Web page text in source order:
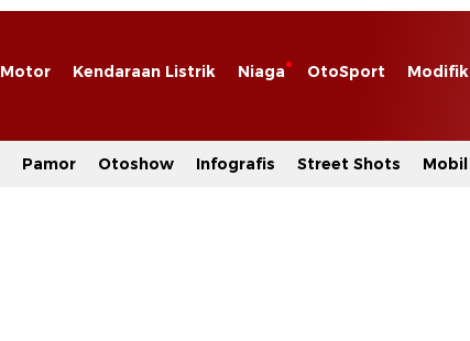
Motor Kendaraan Listrik Niaga OtoSport
Pamor Otoshow Infografis Street Shots